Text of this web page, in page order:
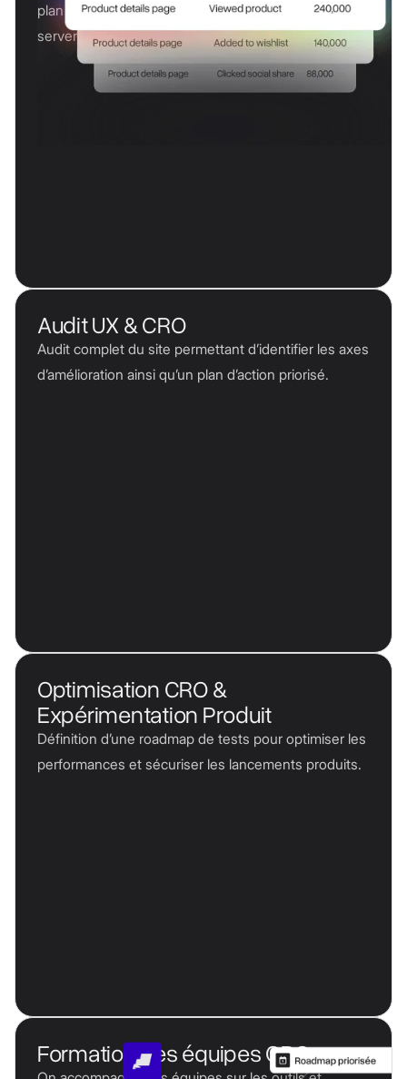
plan de taggage via Google Tag Manager (option
server-side).
Audit UX & CRO
Audit complet du site permettant d’identifier les axes
d’amélioration ainsi qu’un plan d’action priorisé.
Optimisation CRO &
Expérimentation Produit
Définition d’une roadmap de tests pour optimiser les
performances et sécuriser les lancements produits.
Formation des équipes CRO